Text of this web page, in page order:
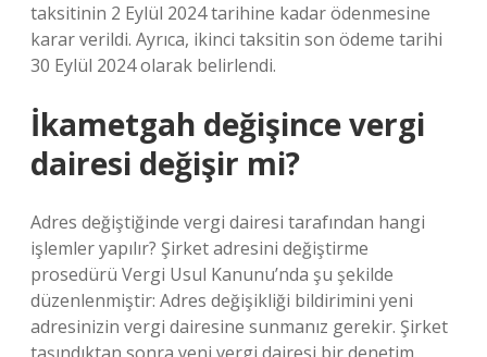
taksitinin 2 Eylül 2024 tarihine kadar ödenmesine
karar verildi. Ayrıca, ikinci taksitin son ödeme tarihi
30 Eylül 2024 olarak belirlendi.
İkametgah değişince vergi
dairesi değişir mi?
Adres değiştiğinde vergi dairesi tarafından hangi
işlemler yapılır? Şirket adresini değiştirme
prosedürü Vergi Usul Kanunu’nda şu şekilde
düzenlenmiştir: Adres değişikliği bildirimini yeni
adresinizin vergi dairesine sunmanız gerekir. Şirket